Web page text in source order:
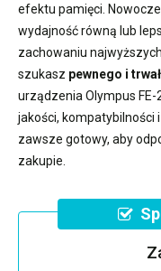
efektu pamięci.
wydajność równą lub
zachowaniu
szukasz pewnego i
urządzenia Olympus FE-
jakości, kompatybilności
zawsze gotowy, aby
zakupie.